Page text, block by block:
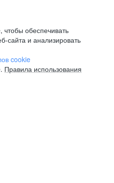
обеспечивать
сайта и анализировать
cookie
Правила использования